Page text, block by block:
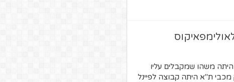
משהו שמקבלים עליו
מכבי ת"א היתה קבוצה לפיינל